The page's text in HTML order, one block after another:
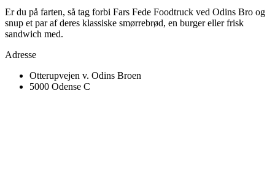
Er du på farten, så tag forbi Fars Fede Foodtruck ved Odins Bro og
snup et par af deres klassiske smørrebrød, en burger eller frisk
sandwich med.
Adresse
Otterupvejen v. Odins Broen
5000 Odense C